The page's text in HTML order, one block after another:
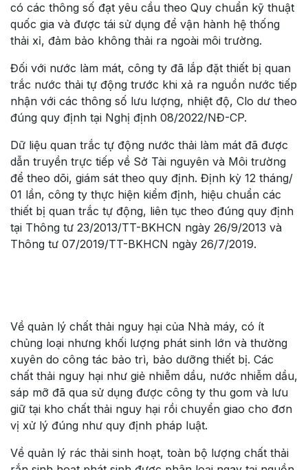
có các thông số đạt yêu cầu theo Quy chuẩn kỹ thuật
quốc gia và được tái sử dụng để vận hành hệ thống
thải xỉ, đảm bảo không thải ra ngoài môi trường.
Đối với nước làm mát, công ty đã lắp đặt thiết bị quan
trắc nước thải tự động trước khi xả ra nguồn nước tiếp
nhận với các thông số lưu lượng, nhiệt độ, Clo dư theo
đúng quy định tại Nghị định 08/2022/NĐ-CP.
Dữ liệu quan trắc tự động nước thải làm mát đã được
dẫn truyền trực tiếp về Sở Tài nguyên và Môi trường
để theo dõi, giám sát theo quy định. Định kỳ 12 tháng/
01 lần, công ty thực hiện kiểm định, hiệu chuẩn các
thiết bị quan trắc tự động, liên tục theo đúng quy định
tại Thông tư 23/2013/TT-BKHCN ngày 26/9/2013 và
Thông tư 07/2019/TT-BKHCN ngày 26/7/2019.
Về quản lý chất thải nguy hại của Nhà máy, có ít
chủng loại nhưng khối lượng phát sinh lớn và thường
xuyên do công tác bảo trì, bảo dưỡng thiết bị. Các
chất thải nguy hại như giẻ nhiễm dầu, nước nhiễm dầu,
sáp mỡ đã qua sử dụng được công ty thu gom và lưu
giữ tại kho chất thải nguy hại rồi chuyển giao cho đơn
vị xử lý đúng như quy định pháp luật.
Về quản lý rác thải sinh hoạt, toàn bộ lượng chất thải